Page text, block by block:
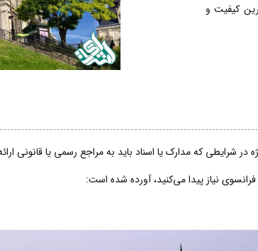
کیفیت و
شرایطی که مدارک یا اسناد باید به مراجع رسمی یا قانونی
نیاز پیدا می‌کنید، آورده شده است: